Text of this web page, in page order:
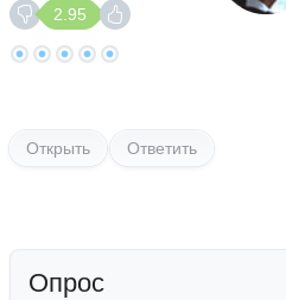
2.95
Открыть Ответить
Опрос